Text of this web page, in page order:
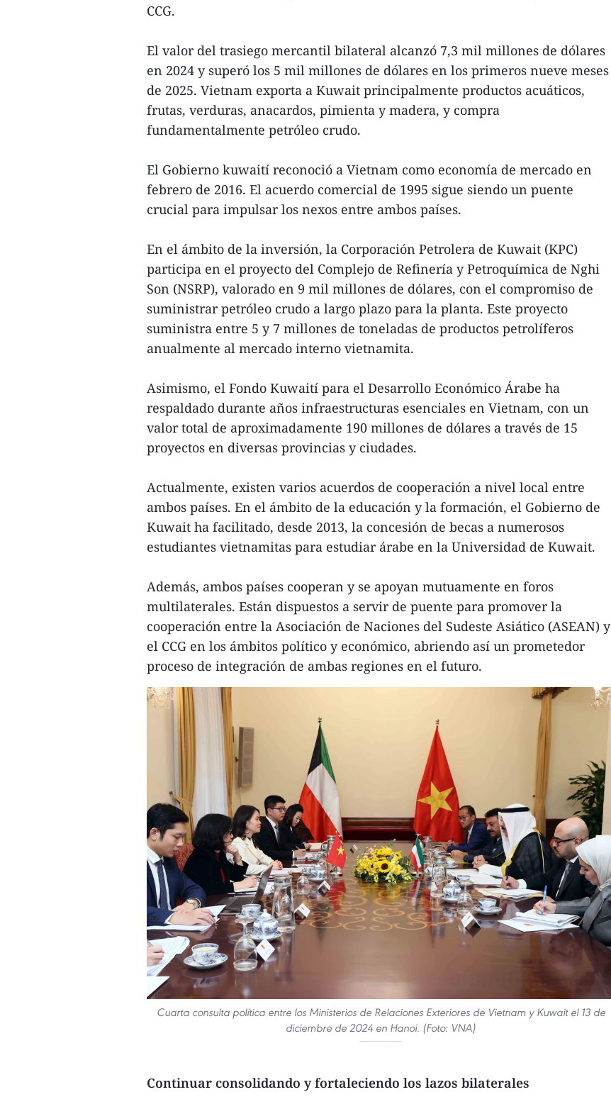
CCG.
El valor del trasiego mercantil bilateral alcanzó 7,3 mil millones de dólares
en 2024 y superó los 5 mil millones de dólares en los primeros nueve meses
de 2025. Vietnam exporta a Kuwait principalmente productos acuáticos,
frutas, verduras, anacardos, pimienta y madera, y compra
fundamentalmente petróleo crudo.
El Gobierno kuwaití reconoció a Vietnam como economía de mercado en
febrero de 2016. El acuerdo comercial de 1995 sigue siendo un puente
crucial para impulsar los nexos entre ambos países.
En el ámbito de la inversión, la Corporación Petrolera de Kuwait (KPC)
participa en el proyecto del Complejo de Refinería y Petroquímica de Nghi
Son (NSRP), valorado en 9 mil millones de dólares, con el compromiso de
suministrar petróleo crudo a largo plazo para la planta. Este proyecto
suministra entre 5 y 7 millones de toneladas de productos petrolíferos
anualmente al mercado interno vietnamita.
Asimismo, el Fondo Kuwaití para el Desarrollo Económico Árabe ha
respaldado durante años infraestructuras esenciales en Vietnam, con un
valor total de aproximadamente 190 millones de dólares a través de 15
proyectos en diversas provincias y ciudades.
Actualmente, existen varios acuerdos de cooperación a nivel local entre
ambos países. En el ámbito de la educación y la formación, el Gobierno de
Kuwait ha facilitado, desde 2013, la concesión de becas a numerosos
estudiantes vietnamitas para estudiar árabe en la Universidad de Kuwait.
Además, ambos países cooperan y se apoyan mutuamente en foros
multilaterales. Están dispuestos a servir de puente para promover la
cooperación entre la Asociación de Naciones del Sudeste Asiático (ASEAN) y
el CCG en los ámbitos político y económico, abriendo así un prometedor
proceso de integración de ambas regiones en el futuro.
Cuarta consulta política entre los Ministerios de Relaciones Exteriores de Vietnam y Kuwait el 13 de
diciembre de 2024 en Hanoi. (Foto: VNA)
Continuar consolidando y fortaleciendo los lazos bilaterales